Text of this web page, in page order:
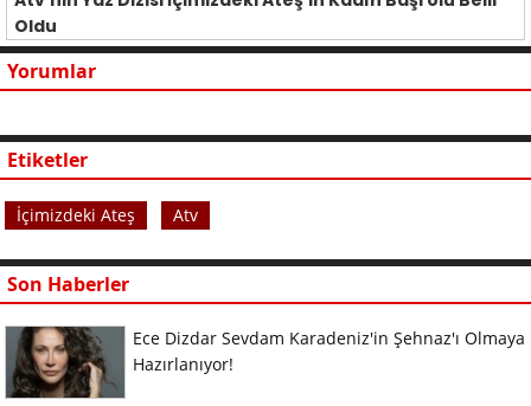
Oldu
Yorumlar
Etiketler
İçimizdeki Ateş Atv
Son Haberler
Ece Dizdar Sevdam Karadeniz'in Şehnaz'ı Olmaya
Hazırlanıyor!